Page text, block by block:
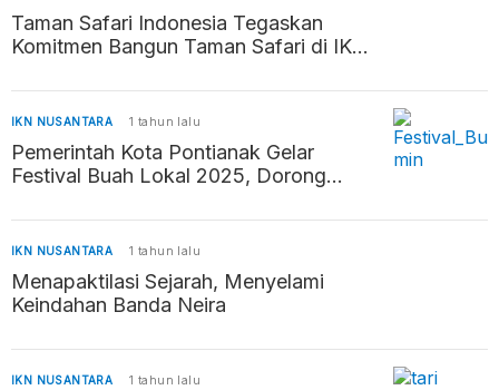
Taman Safari Indonesia Tegaskan
Komitmen Bangun Taman Safari di IKN
IKN NUSANTARA 1 tahun lalu
Pemerintah Kota Pontianak Gelar
Festival Buah Lokal 2025, Dorong
IKN NUSANTARA 1 tahun lalu
Menapaktilasi Sejarah, Menyelami
Keindahan Banda Neira
IKN NUSANTARA 1 tahun lalu